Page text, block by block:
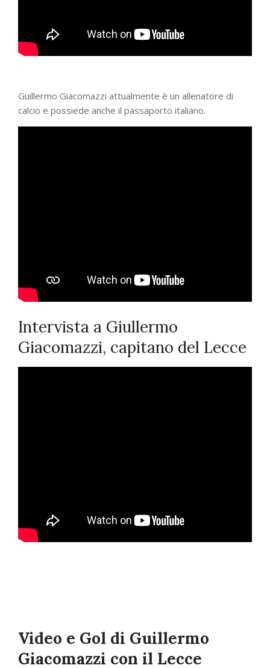
Guillermo Giacomazzi attualmente è un allenatore di
calcio e possiede anche il passaporto italiano.
Intervista a Giullermo
Giacomazzi, capitano del Lecce
Video e Gol di Guillermo
Giacomazzi con il Lecce